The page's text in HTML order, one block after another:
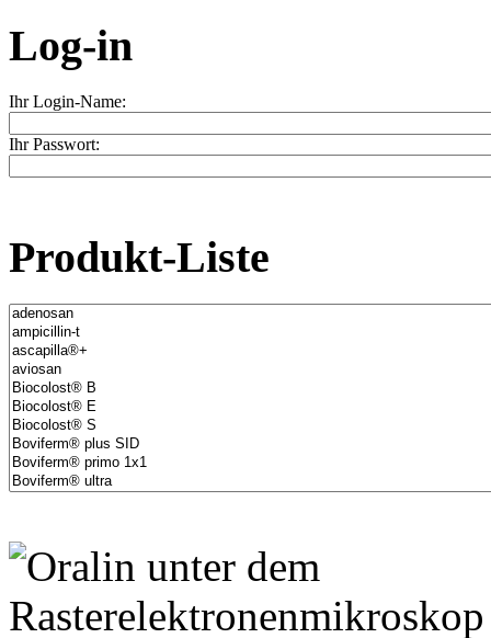
Log-in
Ihr Login-Name:
Ihr Passwort:
Produkt-Liste